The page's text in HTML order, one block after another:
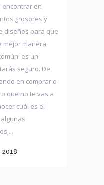
encontrar en
grosores y
diseños para que
mejor manera,
es un
seguro. De
en comprar o
que no te vas a
cuál es el
2018